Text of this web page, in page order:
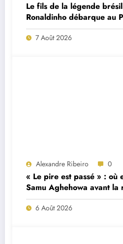
Le fils de la légende
Ronaldinho débarque au
7 Août 2026
Alexandre Ribeiro 0
« Le pire est passé » : où
Samu Aghehowa avant la
Porto ?
6 Août 2026